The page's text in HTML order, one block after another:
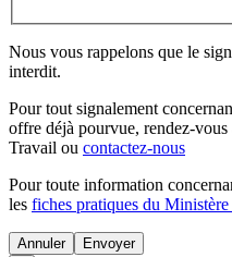
Nous vous rappelons que le
interdit.
Pour tout signalement
offre déjà pourvue, rendez-
Travail ou contactez-nous
Pour toute information
les fiches pratiques du
Annuler